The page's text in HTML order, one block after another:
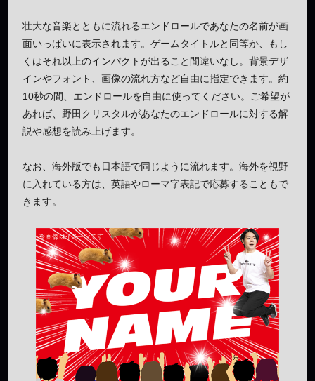
壮大な音楽とともに流れるエンドロールであなたの名前が画
面いっぱいに表示されます。ゲームタイトルと同等か、もし
くはそれ以上のインパクトが出ること間違いなし。背景デザ
インやフォント、画像の流れ方など自由に指定できます。約
10秒の間、エンドロールを自由に使ってください。ご希望が
あれば、野田クリスタルがあなたのエンドロールに対する解
説や感想を読み上げます。
なお、海外版でも日本語で同じように流れます。海外を視野
に入れている方は、英語やローマ字表記で応募することもで
きます。